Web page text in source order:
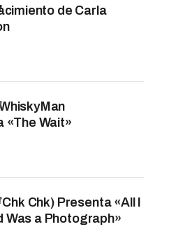
de Carla
«The Wait»
Chk) Presenta «All I
Was a Photograph»